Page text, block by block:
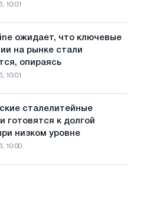
10:01
ожидает, что ключевые
на рынке стали
опираясь
10:01
сталелитейные
готовятся к долгой
низком уровне
10:00